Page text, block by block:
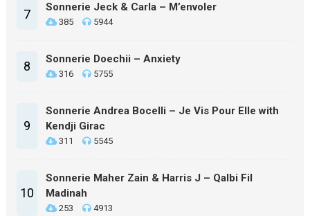
7 Sonnerie Jeck & Carla – M’envoler
385 5944
8 Sonnerie Doechii – Anxiety
316 5755
9
Sonnerie Andrea Bocelli – Je Vis Pour Elle with
Kendji Girac
311 5545
10
Sonnerie Maher Zain & Harris J – Qalbi Fil
Madinah
253 4913